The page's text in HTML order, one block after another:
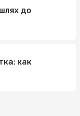
до
как